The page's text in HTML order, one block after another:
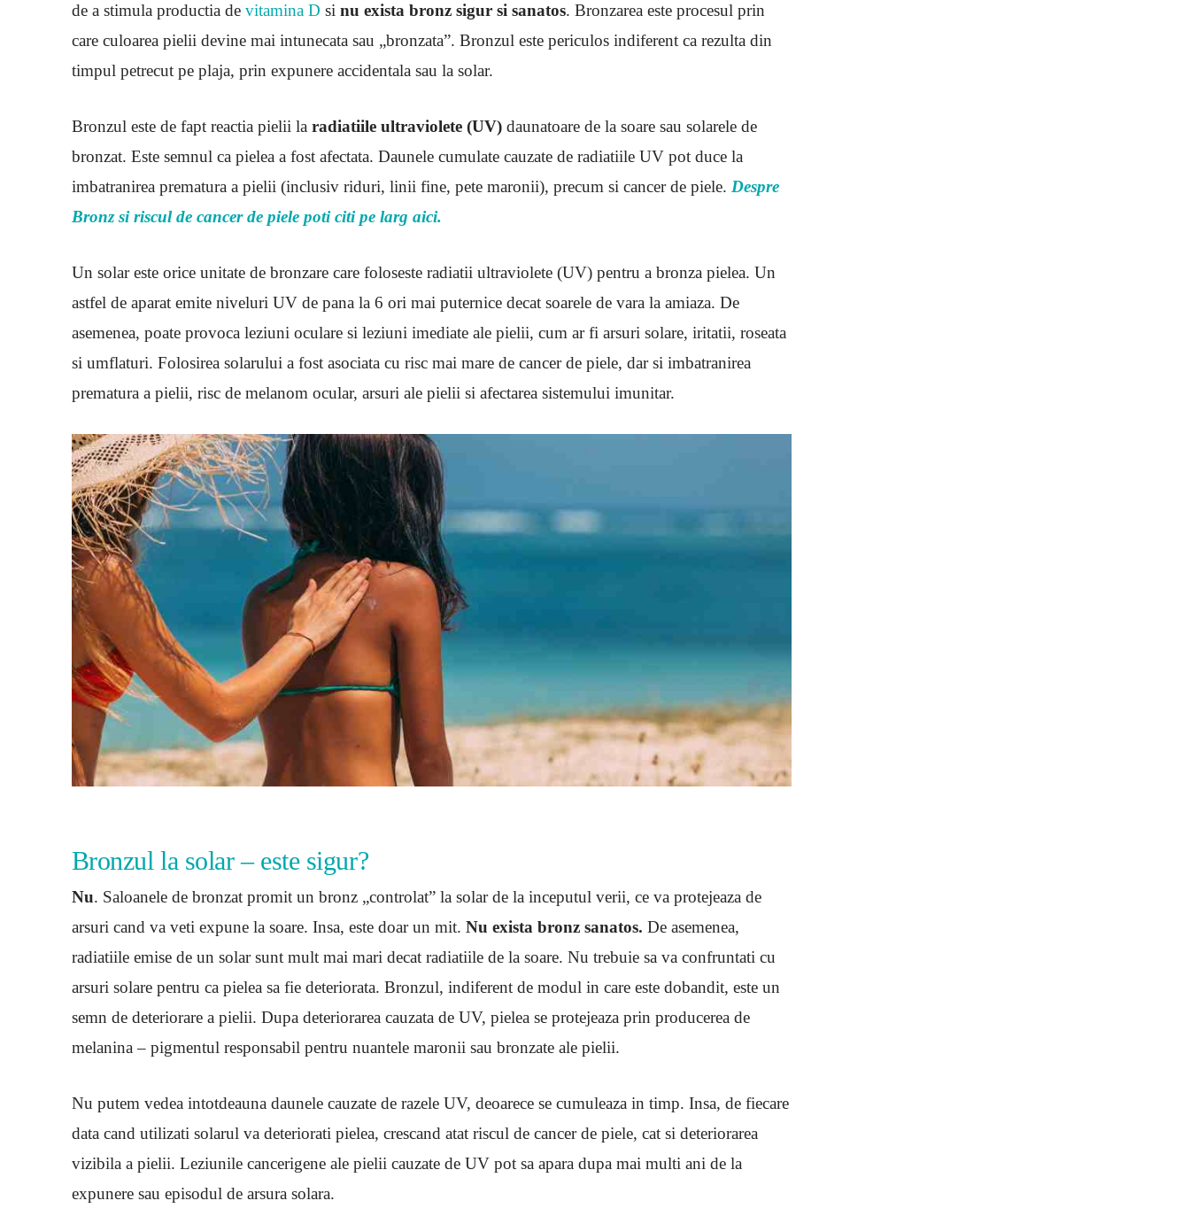
de a stimula productia de vitamina D si nu exista bronz sigur si sanatos. Bronzarea este procesul prin
care culoarea pielii devine mai intunecata sau „bronzata”. Bronzul este periculos indiferent ca rezulta din
timpul petrecut pe plaja, prin expunere accidentala sau la solar.
Bronzul este de fapt reactia pielii la radiatiile ultraviolete (UV)daunatoare de la soare sau solarele de
bronzat. Este semnul ca pielea a fost afectata. Daunele cumulate cauzate de radiatiile UV pot duce la
imbatranirea prematura a pielii (inclusiv riduri, linii fine, pete maronii), precum si cancer de piele. Despre
Bronz si riscul de cancer de piele poti citi pe larg aici.
Un solar este orice unitate de bronzare care foloseste radiatii ultraviolete (UV) pentru a bronza pielea. Un
astfel de aparat emite niveluri UV de pana la 6 ori mai puternice decat soarele de vara la amiaza. De
asemenea, poate provoca leziuni oculare si leziuni imediate ale pielii, cum ar fi arsuri solare, iritatii, roseata
si umflaturi. Folosirea solarului a fost asociata cu risc mai mare de cancer de piele, dar si imbatranirea
prematura a pielii, risc de melanom ocular, arsuri ale pielii si afectarea sistemului imunitar.
Bronzul la solar – este sigur?
Nu. Saloanele de bronzat promit un bronz „controlat” la solar de la inceputul verii, ce va protejeaza de
arsuri cand va veti expune la soare. Insa, este doar un mit. Nu exista bronz sanatos. De asemenea,
radiatiile emise de un solar sunt mult mai mari decat radiatiile de la soare. Nu trebuie sa va confruntati cu
arsuri solare pentru ca pielea sa fie deteriorata. Bronzul, indiferent de modul in care este dobandit, este un
semn de deteriorare a pielii. Dupa deteriorarea cauzata de UV, pielea se protejeaza prin producerea de
melanina – pigmentul responsabil pentru nuantele maronii sau bronzate ale pielii.
Nu putem vedea intotdeauna daunele cauzate de razele UV, deoarece se cumuleaza in timp. Insa, de fiecare
data cand utilizati solarul va deteriorati pielea, crescand atat riscul de cancer de piele, cat si deteriorarea
vizibila a pielii. Leziunile cancerigene ale pielii cauzate de UV pot sa apara dupa mai multi ani de la
expunere sau episodul de arsura solara.